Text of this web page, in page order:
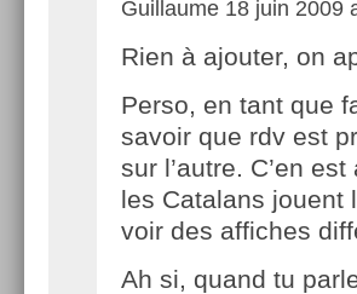
Guillaume 18 juin 2009
Rien à ajouter, on
Perso, en tant que
savoir que rdv est
sur l’autre. C’en
les Catalans jouent
voir des affiches
Ah si, quand tu